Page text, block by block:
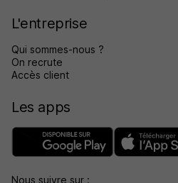
L'entreprise
Qui sommes-nous ?
On recrute
Accès client
Les apps
Nous suivre sur :